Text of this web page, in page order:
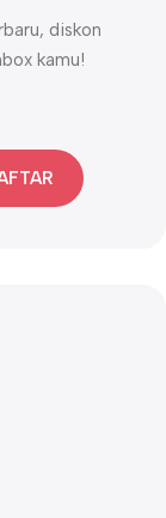
diskon
kamu!